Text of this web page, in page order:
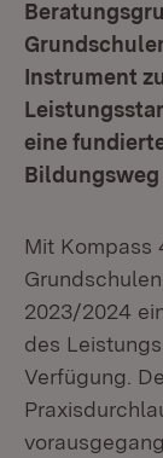
Instrument
eine
Mit Kompass
2023/2024
des
Verfügung.